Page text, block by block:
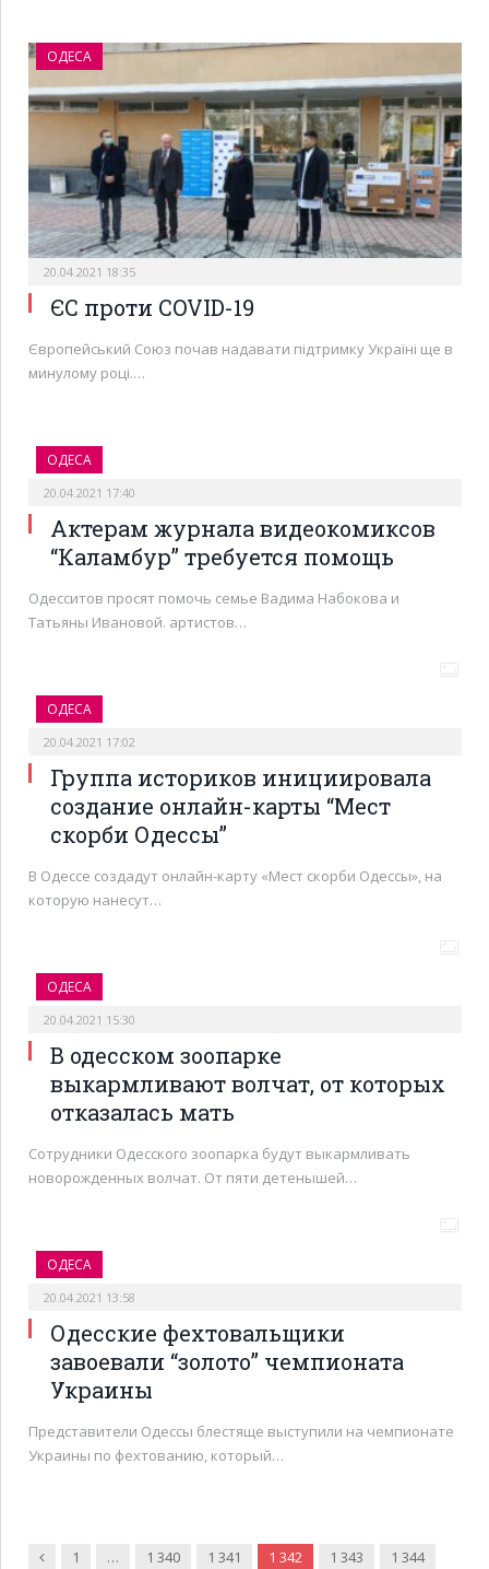
ОДЕСА
20.04.2021 18:35
ЄС проти COVID-19
Європейський Союз почав надавати підтримку Україні ще в
минулому році.…
ОДЕСА
20.04.2021 17:40
Актерам журнала видеокомиксов
“Каламбур” требуется помощь
Одесситов просят помочь семье Вадима Набокова и
Татьяны Ивановой. артистов…
ОДЕСА
20.04.2021 17:02
Группа историков инициировала
создание онлайн-карты “Мест
скорби Одессы”
В Одессе создадут онлайн-карту «Мест скорби Одессы», на
которую нанесут…
ОДЕСА
20.04.2021 15:30
В одесском зоопарке
выкармливают волчат, от которых
отказалась мать
Сотрудники Одесского зоопарка будут выкармливать
новорожденных волчат. От пяти детенышей…
ОДЕСА
20.04.2021 13:58
Одесские фехтовальщики
завоевали “золото” чемпионата
Украины
Представители Одессы блестяще выступили на чемпионате
Украины по фехтованию, который…
Попередня
1 … 1 340 1 341 1 342 1 343
1 344